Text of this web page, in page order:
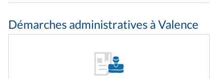
Démarches administratives à Valence